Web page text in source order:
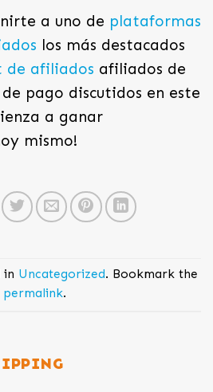
a uno de plataformas
los más destacados
de afiliados afiliados de
pago discutidos en este
a ganar
mismo!
in Uncategorized. Bookmark the
permalink.